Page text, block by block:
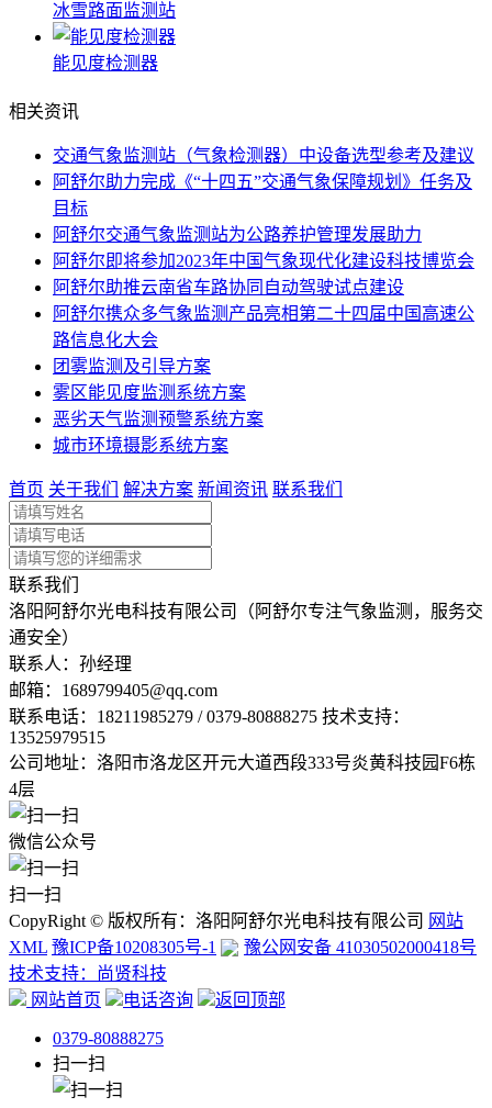
冰雪路面监测站
能见度检测器
相关资讯
交通气象监测站（气象检测器）中设备选型参考及建议
阿舒尔助力完成《“十四五”交通气象保障规划》任务及
目标
阿舒尔交通气象监测站为公路养护管理发展助力
阿舒尔即将参加2023年中国气象现代化建设科技博览会
阿舒尔助推云南省车路协同自动驾驶试点建设
阿舒尔携众多气象监测产品亮相第二十四届中国高速公
路信息化大会
团雾监测及引导方案
雾区能见度监测系统方案
恶劣天气监测预警系统方案
城市环境摄影系统方案
首页 关于我们 解决方案 新闻资讯 联系我们
联系我们
洛阳阿舒尔光电科技有限公司（阿舒尔专注气象监测，服务交
通安全）
联系人：孙经理
邮箱： 1689799405@qq.com
联系电话： 18211985279 / 0379-80888275 技术支持：
13525979515
公司地址：洛阳市洛龙区开元大道西段333号炎黄科技园F6栋
4层
微信公众号
扫一扫
CopyRight © 版权所有：洛阳阿舒尔光电科技有限公司 网站
XML 豫ICP备10208305号-1
豫公网安备 41030502000418号
技术支持：尚贤科技
网站首页
电话咨询 返回顶部
0379-80888275
扫一扫